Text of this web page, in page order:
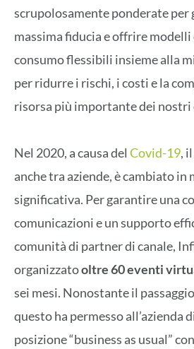
scrupolosamente ponderate per
massima fiducia e offrire
consumo flessibili insieme alla
per ridurre i rischi, i costi e la
risorsa più importante dei
Nel 2020, a causa del Covid-19,
anche tra aziende, è cambiato in
significativa. Per garantire una
comunicazioni e un supporto
comunità di partner di canale,
organizzatooltre 60 eventi
sei mesi. Nonostante il
questo ha permesso all’azienda
posizione “business as usual”